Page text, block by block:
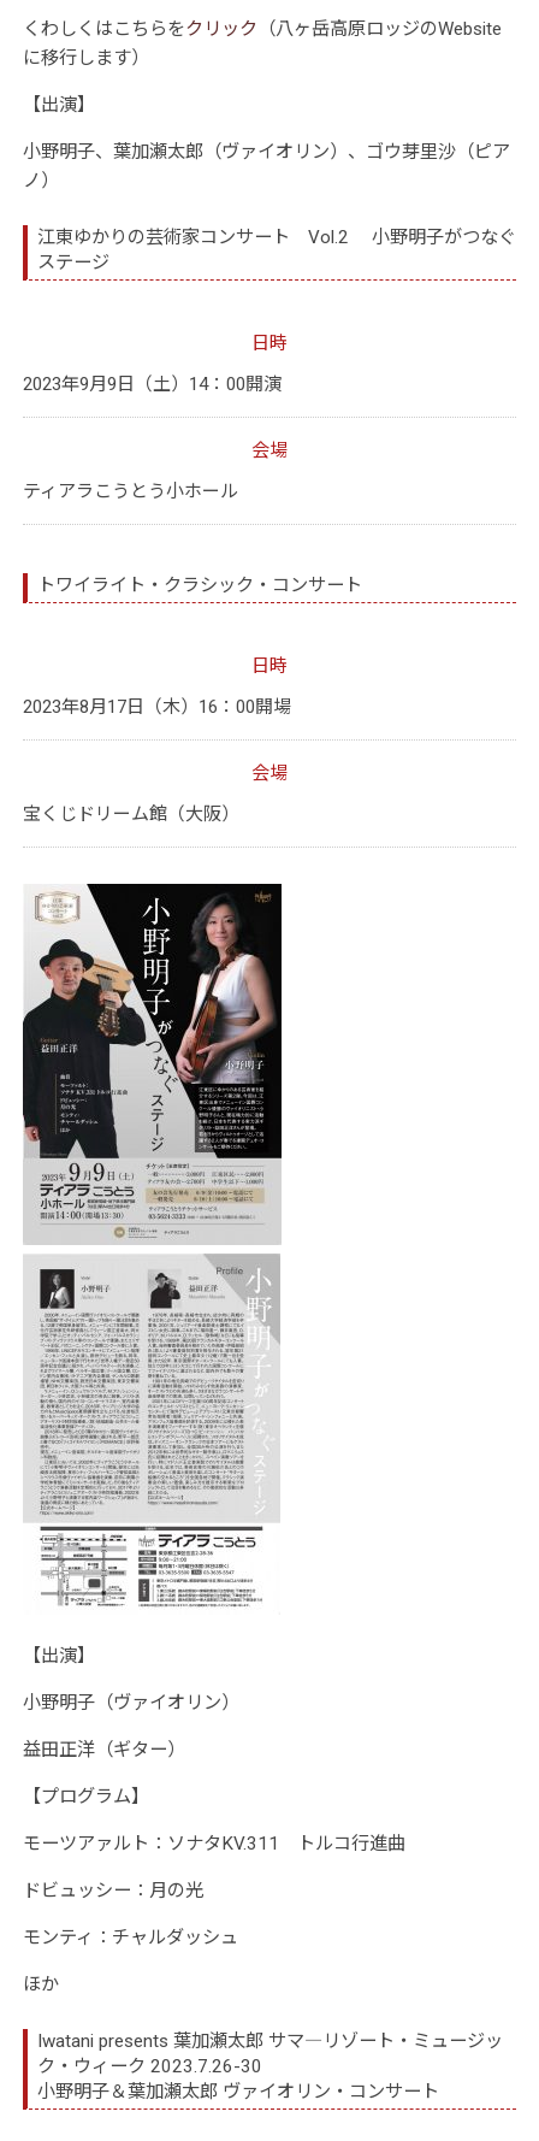
くわしくはこちらをクリック
（八ヶ岳高原ロッジのWebsite
に移行します）
【出演】
小野明子、葉加瀬太郎（ヴァイオリン）、ゴウ芽里沙（ピア
ノ）
江東ゆかりの芸術家コンサート Vol.2 小野明子がつなぐ
ステージ
日時
2023年9月9日（土）14：00開演
会場
ティアラこうとう小ホール
トワイライト・クラシック・コンサート
日時
2023年8月17日（木）16：00開場
会場
宝くじドリーム館（大阪）
【出演】
小野明子（ヴァイオリ ン）
益田正洋（ギター）
【プログラム】
モーツアァルト：ソナタKV.311 トルコ行進曲
ドビュッシー：月の光
モンティ：チャルダッシュ
ほか
Iwatani presents 葉加瀬太郎 サマ―リゾート・ミュージッ
ク・ウィーク 2023.7.26-30
小野明子＆葉加瀬太郎 ヴァイオリン・コンサート